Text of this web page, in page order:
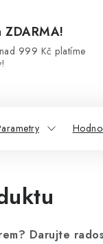
999 Kč platíme
Darujte